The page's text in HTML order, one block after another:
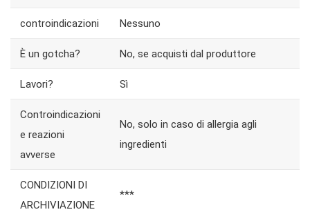
controindicazioni Nessuno
È un gotcha? No, se acquisti dal produttore
Lavori? Sì
Controindicazioni
e reazioni
avverse
No, solo in caso di allergia agli
ingredienti
CONDIZIONI DI
ARCHIVIAZIONE
***